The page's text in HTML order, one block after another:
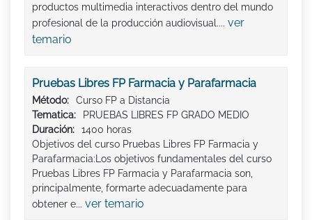
productos multimedia interactivos dentro del mundo
profesional de la producción audiovisual.... ver
temario
Pruebas Libres FP Farmacia y Parafarmacia
Método:
Curso FP a Distancia
Tematica:
PRUEBAS LIBRES FP GRADO MEDIO
Duración:
1400 horas
Objetivos del curso Pruebas Libres FP Farmacia y
Parafarmacia:Los objetivos fundamentales del curso
Pruebas Libres FP Farmacia y Parafarmacia son,
principalmente, formarte adecuadamente para
obtener e... ver temario